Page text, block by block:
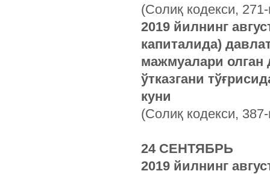
(Солиқ кодекси,
2019 йилнинг
капиталида)
мажмуалари олган
ўтказгани
куни
(Солиқ кодекси,
24 СЕНТЯБРЬ
2019 йилнинг